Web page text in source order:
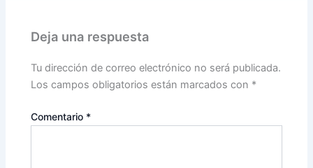
Deja una respuesta
Tu dirección de correo electrónico no será publicada.
Los campos obligatorios están marcados con *
Comentario *